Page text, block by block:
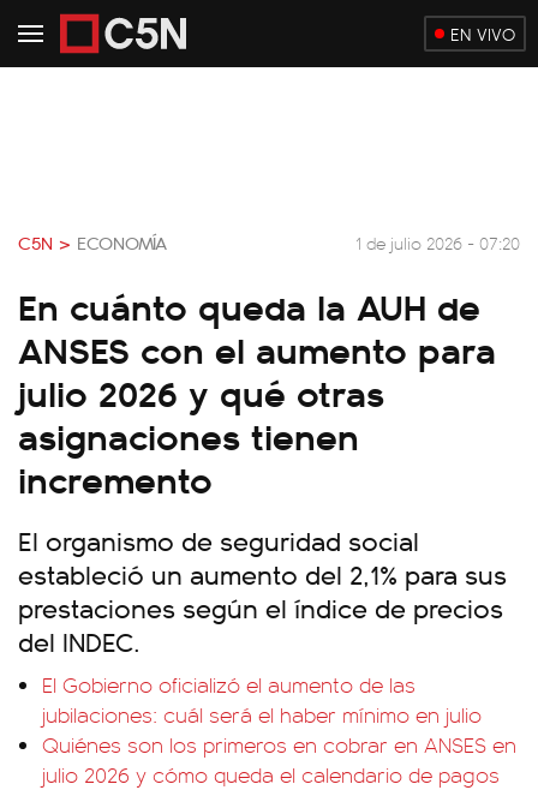
EN VIVO
C5N > ECONOMÍA 1 de julio 2026 - 07:20
En cuánto queda la AUH de
ANSES con el aumento para
julio 2026 y qué otras
asignaciones tienen
incremento
El organismo de seguridad social
estableció un aumento del 2,1% para sus
prestaciones según el índice de precios
del INDEC.
El Gobierno oficializó el aumento de las
jubilaciones: cuál será el haber mínimo en julio
Quiénes son los primeros en cobrar en ANSES en
julio 2026 y cómo queda el calendario de pagos